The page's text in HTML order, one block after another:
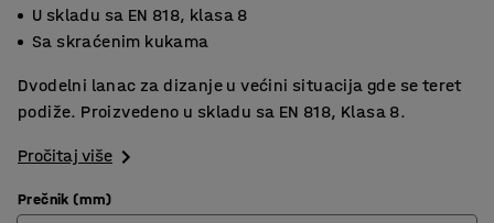
U skladu sa EN 818, klasa 8
Sa skraćenim kukama
Dvodelni lanac za dizanje u većini situacija gde se teret
podiže. Proizvedeno u skladu sa EN 818, Klasa 8.
Pročitaj više
Prečnik (mm)